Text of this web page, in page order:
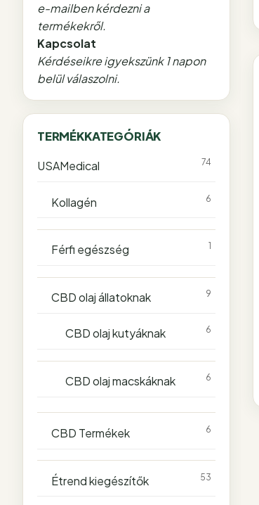
e-mailben kérdezni a
termékekről.
Kapcsolat
Kérdéseikre igyekszünk 1 napon
belül válaszolni.
TERMÉKKATEGÓRIÁK
USAMedical
74
Kollagén 6
Férfi egészség 1
CBD olaj állatoknak 9
CBD olaj kutyáknak 6
CBD olaj macskáknak 6
CBD Termékek 6
Étrend kiegészítők 53